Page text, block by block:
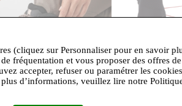
(cliquez sur Personnaliser pour en savoir
fréquentation et vous proposer des offres
accepter, refuser ou paramétrer les
d’informations, veuillez lire notre